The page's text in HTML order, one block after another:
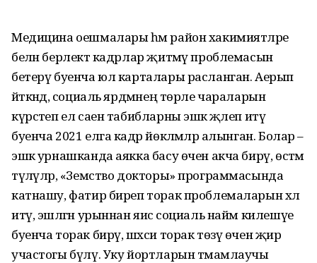
Медицина оешмалары һәм район хакимиятләре
белән берлектә кадрлар җитмәү проблемасын
бетерү буенча юл карталары расланган. Аерып
әйткәндә, социаль ярдәмнең төрле чараларын
күрсәтеп ел саен табибларны эшкә җәлеп итү
буенча 2021 елга кадәр йөкләмәләр алынган. Болар –
эшкә урнашканда аякка басу өчен акча бирү, өстәмә
түләүләр, «Земство докторы» программасында
катнашу, фатир биреп торак проблемаларын хәл
итү, эшләгән урыннан яисә социаль найм килешүе
буенча торак бирү, шәхси торак төзү өчен җир
участогы бүлү. Уку йортларын тәмамлаучы